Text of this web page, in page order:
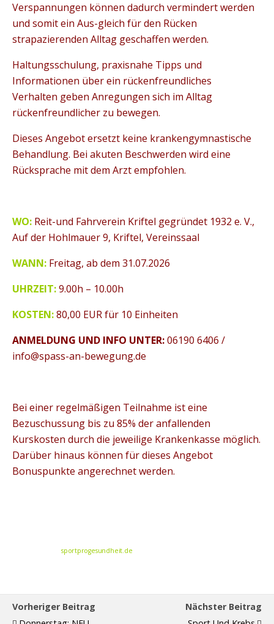
Verspannungen können dadurch vermindert werden
und somit ein Aus-gleich für den Rücken
strapazierenden Alltag geschaffen werden.
Haltungsschulung, praxisnahe Tipps und
Informationen über ein rückenfreundliches
Verhalten geben Anregungen sich im Alltag
rückenfreundlicher zu bewegen.
Dieses Angebot ersetzt keine krankengymnastische
Behandlung. Bei akuten Beschwerden wird eine
Rücksprache mit dem Arzt empfohlen.
WO: Reit-und Fahrverein Kriftel gegründet 1932 e. V.,
Auf der Hohlmauer 9, Kriftel, Vereinssaal
WANN: Freitag, ab dem 31.07.2026
UHRZEIT:9.00h – 10.00h
KOSTEN:80,00 EUR für 10 Einheiten
ANMELDUNG UND INFO UNTER:06190 6406 /
info@spass-an-bewegung.de
Bei einer regelmäßigen Teilnahme ist eine
Bezuschussung bis zu 85% der anfallenden
Kurskosten durch die jeweilige Krankenkasse möglich.
Darüber hinaus können für dieses Angebot
Bonuspunkte angerechnet werden.
sportprogesundheit.de
Vorheriger Beitrag
Nächster Beitrag